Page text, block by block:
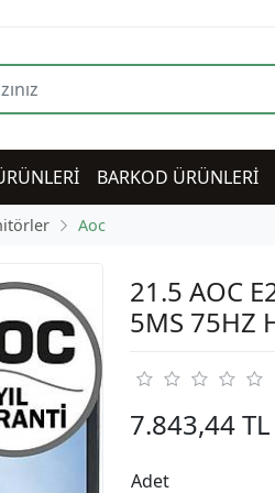
BARKOD ÜRÜNLERİ
Aoc
21.5 AOC
5MS 75HZ
7.843,44 TL
Adet